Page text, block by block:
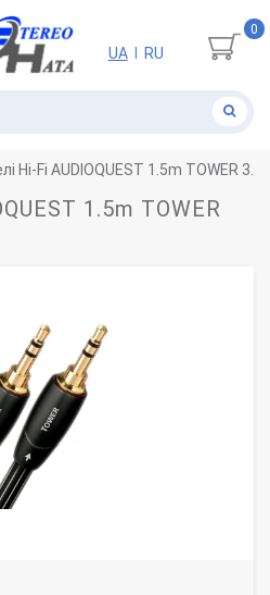
0
UA RU
Hi-Fi AUDIOQUEST 1.5m TOWER
1.5m TOWER